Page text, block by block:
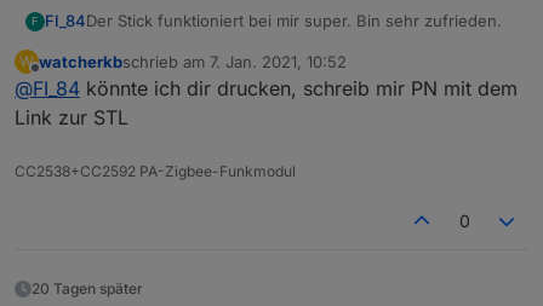
klassisch
DIY Gehäuse
F FI_84Der Stick funktioniert bei mir super. Bin sehr zufrieden.
@Knoddelsagte inCC2538+CC2592 PA Zigbee
Stick/Platine:
Platine und Schnappverschlüsse, im Gehäuseboden
ausdrucken möchte die Dateien liegen auf
Kann man eigentlich hierfür so ein Gehäuse ordern?
W
Offline
watcherkbschrieb am 7. Jan. 2021, 10:52
zuletzt editiert von
@FI_84 könnte ich dir drucken, schreib mir PN mit dem
Link zur STL
CC2538+CC2592 PA-Zigbee-Funkmodul
0
20 Tagen später